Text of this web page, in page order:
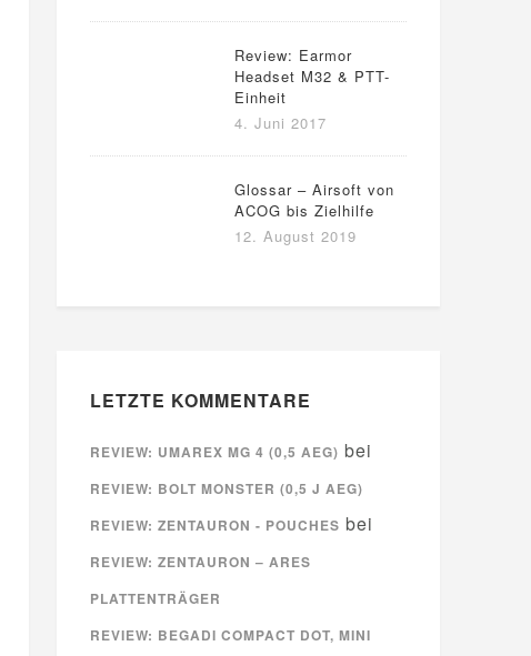
Review: Earmor
Headset M32 & PTT-
Einheit
4. Juni 2017
Glossar – Airsoft von
ACOG bis Zielhilfe
12. August 2019
LETZTE KOMMENTARE
REVIEW: UMAREX MG 4 (0,5 AEG) bei
REVIEW: BOLT MONSTER (0,5 J AEG)
REVIEW: ZENTAURON - POUCHES bei
REVIEW: ZENTAURON – ARES
PLATTENTRÄGER
REVIEW: BEGADI COMPACT DOT, MINI